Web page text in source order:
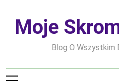
contentMoje
Blog O Wszystkim